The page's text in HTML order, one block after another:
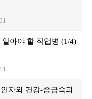
아야 할 직업병 (1/4)
자와 건강-중금속과